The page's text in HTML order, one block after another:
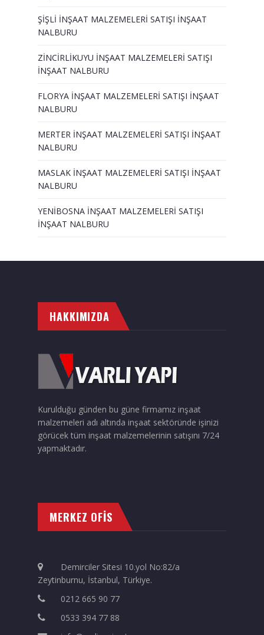
ŞİŞLİ İNŞAAT MALZEMELERİ SATIŞI İNŞAAT
NALBURU
ZİNCİRLİKUYU İNŞAAT MALZEMELERİ SATIŞI
İNŞAAT NALBURU
FLORYA İNŞAAT MALZEMELERİ SATIŞI İNŞAAT
NALBURU
MERTER İNŞAAT MALZEMELERİ SATIŞI İNŞAAT
NALBURU
MASLAK İNŞAAT MALZEMELERİ SATIŞI İNŞAAT
NALBURU
YENİBOSNA İNŞAAT MALZEMELERİ SATIŞI
İNŞAAT NALBURU
HAKKIMIZDA
Kurulduğu günden bu güne firmamız inşaat
malzemeleri adı altında inşaat sektöründe işinizi
görücek tüm inşaat malzemelerinin satışını 7/24
yapmaktadır.
MERKEZ OFİS
Demirciler Sitesi 10.yol No:82/a
Zeytinburnu, İstanbul, Türkiye.
0212 665 90 77
0533 394 77 88